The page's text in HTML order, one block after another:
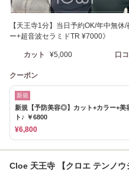
【天王寺1分】当日予約OK/年中無
ー+超音波セラミドTR ¥7000》
カット ¥5,000 口
クーポン
新規
新規【予防美容◎】カット+カラー+美
ト♪ ￥6800
¥6,800
Cloe 天王寺 【クロエ テンノウ